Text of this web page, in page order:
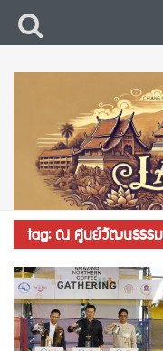
tag: ณ ศูนย์วัฒนธรรมเ